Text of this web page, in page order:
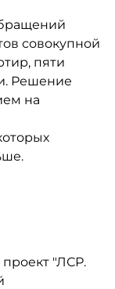
совокупной
пяти
Решение
на
"ЛСР.